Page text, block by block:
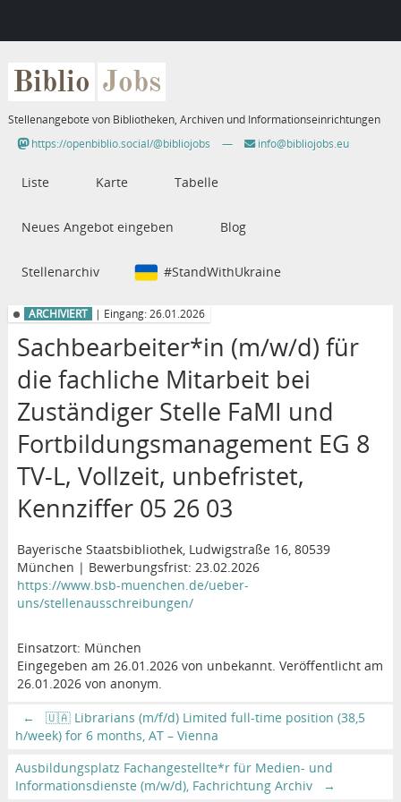
Biblio Jobs
Stellenangebote von Bibliotheken, Archiven und Informationseinrichtungen
https://openbiblio.social/@bibliojobs
— info@bibliojobs.eu
Liste Karte Tabelle
Neues Angebot eingeben Blog
Stellenarchiv #StandWithUkraine
ARCHIVIERT | Eingang: 26.01.2026
Sachbearbeiter*in (m/w/d) für
die fachliche Mitarbeit bei
Zuständiger Stelle FaMI und
Fortbildungsmanagement EG 8
TV-L, Vollzeit, unbefristet,
Kennziffer 05 26 03
Bayerische Staatsbibliothek, Ludwigstraße 16, 80539
München | Bewerbungsfrist: 23.02.2026
https://www.bsb-muenchen.de/ueber-
uns/stellenausschreibungen/
Einsatzort: München
Eingegeben am 26.01.2026 von unbekannt. Veröffentlicht am
26.01.2026 von anonym.
←
🇺🇦 Librarians (m/f/d) Limited full-time position (38,5
h/week) for 6 months, AT – Vienna
Ausbildungsplatz Fachangestellte*r für Medien- und
Informationsdienste (m/w/d), Fachrichtung Archiv
→